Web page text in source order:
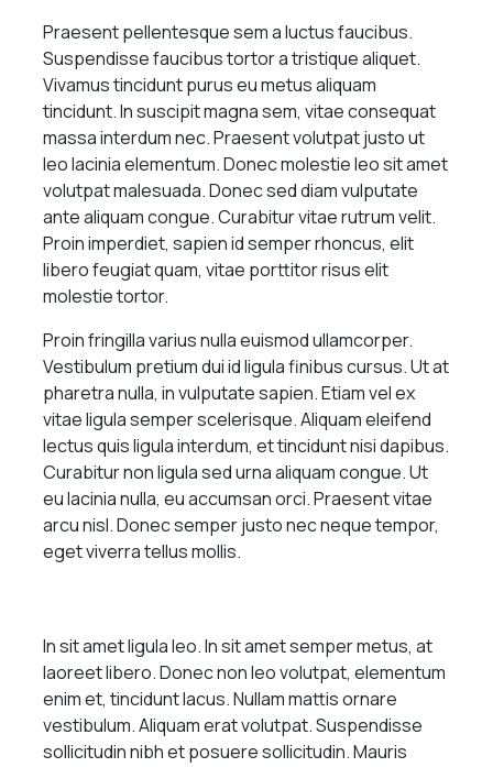
Praesent pellentesque sem a luctus faucibus.
Suspendisse faucibus tortor a tristique aliquet.
Vivamus tincidunt purus eu metus aliquam
tincidunt. In suscipit magna sem, vitae consequat
massa interdum nec. Praesent volutpat justo ut
leo lacinia elementum. Donec molestie leo sit amet
volutpat malesuada. Donec sed diam vulputate
ante aliquam congue. Curabitur vitae rutrum velit.
Proin imperdiet, sapien id semper rhoncus, elit
libero feugiat quam, vitae porttitor risus elit
molestie tortor.
Proin fringilla varius nulla euismod ullamcorper.
Vestibulum pretium dui id ligula finibus cursus. Ut at
pharetra nulla, in vulputate sapien. Etiam vel ex
vitae ligula semper scelerisque. Aliquam eleifend
lectus quis ligula interdum, et tincidunt nisi dapibus.
Curabitur non ligula sed urna aliquam congue. Ut
eu lacinia nulla, eu accumsan orci. Praesent vitae
arcu nisl. Donec semper justo nec neque tempor,
eget viverra tellus mollis.
In sit amet ligula leo. In sit amet semper metus, at
laoreet libero. Donec non leo volutpat, elementum
enim et, tincidunt lacus. Nullam mattis ornare
vestibulum. Aliquam erat volutpat. Suspendisse
sollicitudin nibh et posuere sollicitudin. Mauris